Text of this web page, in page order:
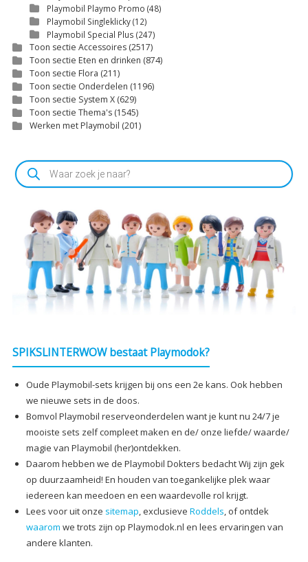
Playmobil Playmo Promo (48)
Playmobil Singleklicky(12)
Playmobil Special Plus (247)
Toon sectie Accessoires (2517)
Toon sectie Eten en drinken (874)
Toon sectie Flora (211)
Toon sectie Onderdelen (1196)
Toon sectie System X (629)
Toon sectie Thema's (1545)
Werken met Playmobil (201)
Producten
zoeken
SPIKSLINTERWOW bestaat Playmodok?
Oude Playmobil-sets krijgen bij ons een 2e kans. Ook hebben
we nieuwe sets in de doos.
Bomvol Playmobil reserveonderdelen want je kunt nu 24/7 je
mooiste sets zelf compleet maken en de/ onze liefde/ waarde/
magie van Playmobil (her)ontdekken.
Daarom hebben we de Playmobil Dokters bedacht Wij zijn gek
op duurzaamheid! En houden van toegankelijke plek waar
iedereen kan meedoen en een waardevolle rol krijgt.
Lees voor uit onze sitemap , exclusieve Roddels , of ontdek
waarom we trots zijn op Playmodok.nl en lees ervaringen van
andere klanten.